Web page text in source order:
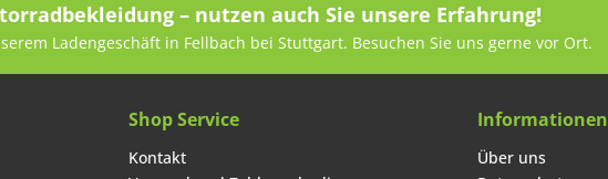
– nutzen auch Sie unsere Erfahrung!
Ladengeschäft in Fellbach bei Stuttgart. Besuchen Sie uns gerne vor Ort.
Shop Service
Kontakt
Informationen
Über uns